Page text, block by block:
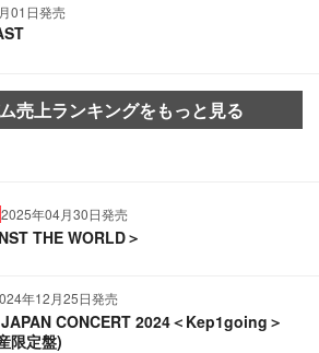
01日発売
売上ランキングをもっと見る
2025年04月30日発売
THE WORLD＞
年12月25日発売
CONCERT 2024＜Kep1going＞
限定盤)